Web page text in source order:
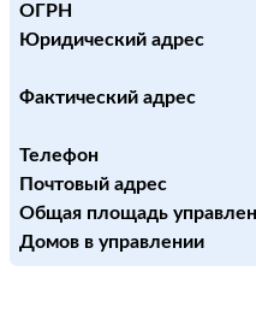
ОГРН
Юридический адрес
Фактический адрес
Телефон
Почтовый адрес
Общая площадь
Домов в управлении